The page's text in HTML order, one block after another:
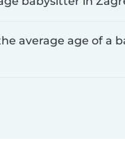
average age of a